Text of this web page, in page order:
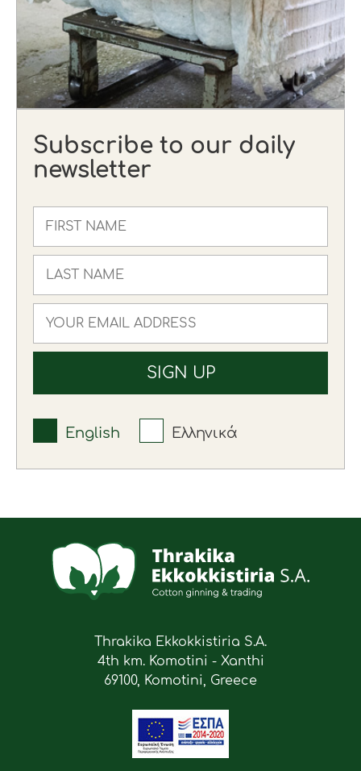
Subscribe to our daily
newsletter
English Ελληνικά
Thrakika Ekkokkistiria S.A.
4th km. Komotini - Xanthi
69100, Komotini, Greece